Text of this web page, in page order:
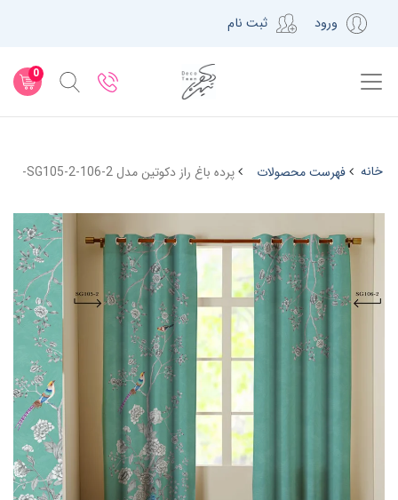
ورود ثبت نام
0
خانه فهرست محصولات پرده باغ راز دکوتین مدل SG105-2-106-2-